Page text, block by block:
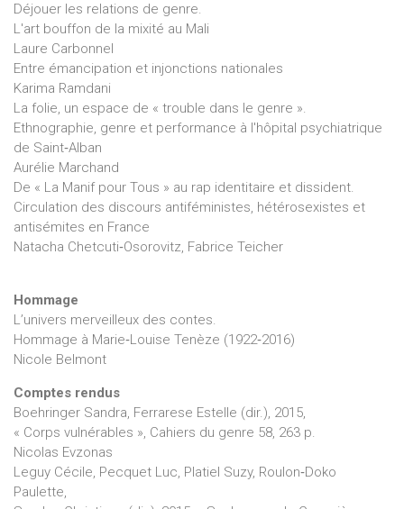
Déjouer les relations de genre.
L'art bouffon de la mixité au Mali
Laure Carbonnel
Entre émancipation et injonctions nationales
Karima Ramdani
La folie, un espace de « trouble dans le genre ».
Ethnographie, genre et performance à l'hôpital psychiatrique
de Saint‑Alban
Aurélie Marchand
De « La Manif pour Tous » au rap identitaire et dissident.
Circulation des discours antiféministes, hétérosexistes et
antisémites en France
Natacha Chetcuti‑Osorovitz, Fabrice Teicher
Hommage
L’univers merveilleux des contes.
Hommage à Marie‑Louise Tenèze (1922‑2016)
Nicole Belmont
Comptes rendus
Boehringer Sandra, Ferrarese Estelle (dir.), 2015,
« Corps vulnérables », Cahiers du genre 58, 263 p.
Nicolas Evzonas
Leguy Cécile, Pecquet Luc, Platiel Suzy, Roulon‑Doko
Paulette,